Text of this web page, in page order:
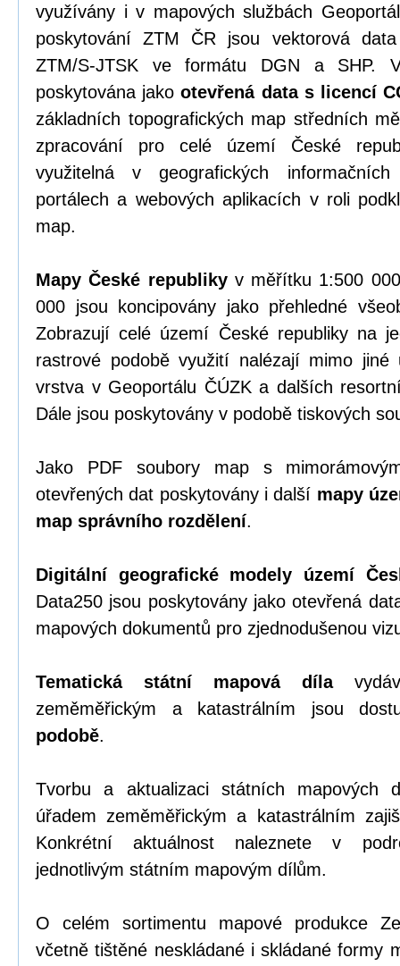
využívány i v mapových službách
poskytování ZTM ČR jsou vektorová
ZTM/S-JTSK ve formátu DGN a SHP.
poskytována jakootevřená data s licencí
základních topografických map středních
zpracování pro celé území České
využitelná v geografických
portálech a webových aplikacích v roli
map.
Mapy České republikyv měřítku 1:500
000 jsou koncipovány jako přehledné
Zobrazují celé území České republiky na
rastrové podobě využití nalézají mimo jiné
vrstva v Geoportálu ČÚZK a dalších
Dále jsou poskytovány v podobě tiskových
Jako PDF soubory map s
otevřených dat poskytovány i další mapy
map správního rozdělení.
Digitální geografické modely území
Data250 jsou poskytovány jako otevřená
mapových dokumentů pro zjednodušenou
Tematická státní mapová díla
zeměměřickým a katastrálním jsou
podobě.
Tvorbu a aktualizaci státních mapových
úřadem zeměměřickým a katastrálním
Konkrétní aktuálnost naleznete v
jednotlivým státním mapovým dílům.
O celém sortimentu mapové produkce
včetně tištěné neskládané i skládané formy